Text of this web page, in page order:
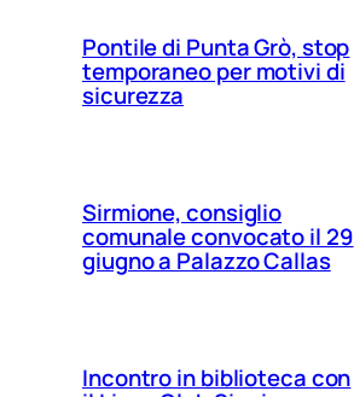
Pontile di Punta Grò, stop
temporaneo per motivi di
sicurezza
Sirmione, consiglio
comunale convocato il 29
giugno a Palazzo Callas
Incontro in biblioteca con